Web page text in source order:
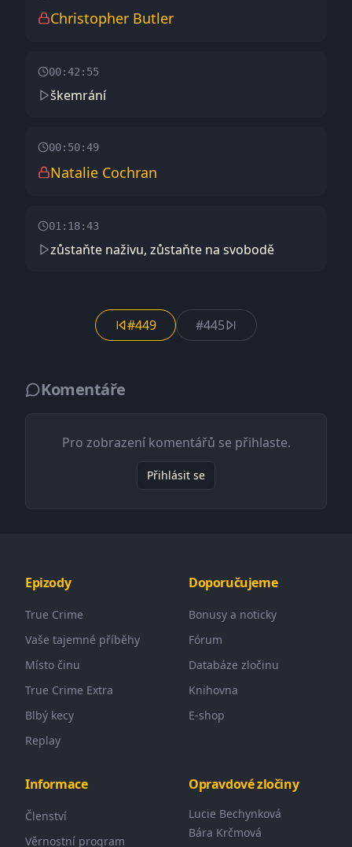
Christopher Butler
00:42:55
škemrání
00:50:49
Natalie Cochran
01:18:43
zůstaňte naživu, zůstaňte na svobodě
#449 #445
Komentáře
Pro zobrazení komentářů se přihlaste.
Přihlásit se
Epizody
True Crime
Vaše tajemné příběhy
Místo činu
True Crime Extra
Blbý kecy
Replay
Doporučujeme
Bonusy a noticky
Fórum
Databáze zločinu
Knihovna
E-shop
Informace
Členství
Věrnostní program
Opravdové zločiny
Lucie Bechynková
Bára Krčmová